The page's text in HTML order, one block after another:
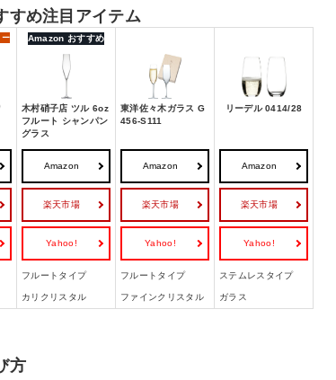
すめ注目アイテム
ー Amazon おすすめ
木村硝子店 ツル 6oz
フルート シャンパン
グラス
東洋佐々木ガラス G
456-S111
リーデル 0414/28
Amazon
楽天市場
Yahoo!
Amazon
楽天市場
Yahoo!
Amazon
楽天市場
Yahoo!
フルートタイプ フルートタイプ ステムレスタイプ
カリクリスタル ファインクリスタル ガラス
方